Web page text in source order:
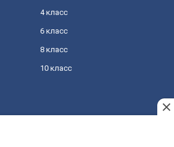
4 класс
6 класс
8 класс
10 класс